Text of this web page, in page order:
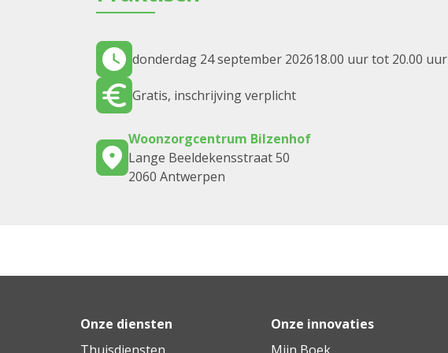
donderdag 24 september 202618.00 uur tot 20.00 uur
Gratis, inschrijving verplicht
Woonzorgcentrum Bilzenhof
Lange Beeldekensstraat 50
2060 Antwerpen
Onze diensten
Onze innovaties